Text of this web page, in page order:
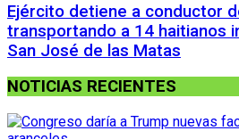
Ejército detiene a conductor
transportando a 14 haitianos
San José de las Matas
NOTICIAS RECIENTES